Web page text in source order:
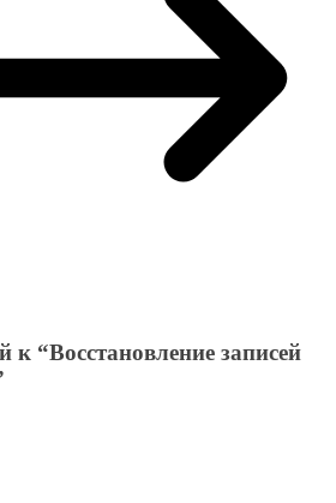
к “Восстановление записей